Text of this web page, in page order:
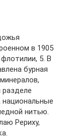
в 1905
5. В
бурная
разделе
нитью.
Рериху,